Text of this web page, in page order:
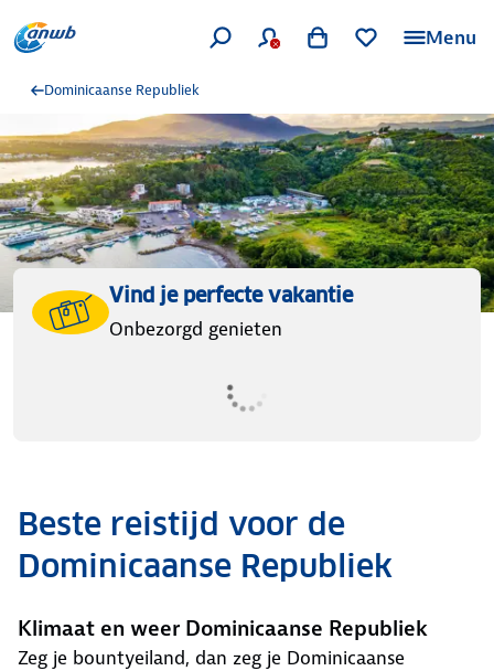
Menu
Dominicaanse Republiek
Vind je perfecte vakantie
Onbezorgd genieten
Beste reistijd voor de
Dominicaanse Republiek
Klimaat en weer Dominicaanse Republiek
Zeg je bountyeiland, dan zeg je Dominicaanse